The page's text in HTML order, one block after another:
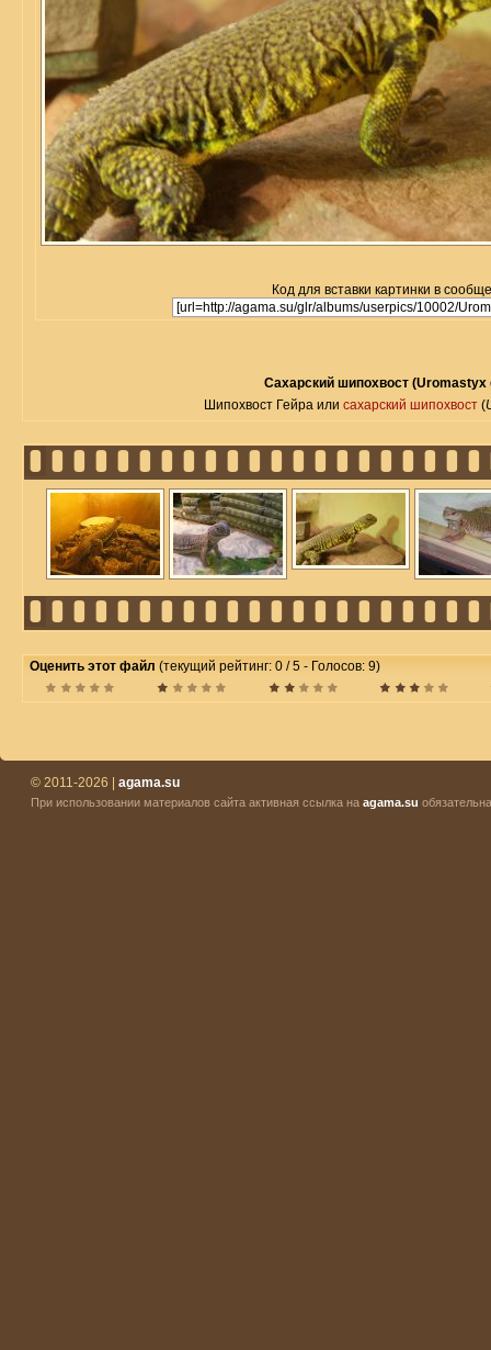
Код для вставки картинки в
Сахарский шипохвост (Uromastyx
Шипохвост Гейра илисахарский шипохвост (
Оценить этот файл (текущий рейтинг: 0 / 5 - Голосов: 9)
© 2011-2026 | agama.su
При использовании материалов сайта активная ссылка на agama.su